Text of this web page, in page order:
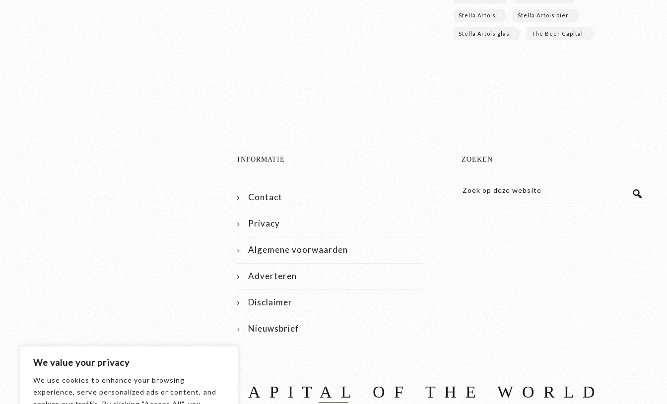
We value your privacy
We use cookies to enhance your browsing
experience, serve personalized ads or content, and
Stella Artois Stella Artois bier
Stella Artois glas The Beer Capital
INFORMATIE
Contact
Privacy
Algemene voorwaarden
Adverteren
Disclaimer
Nieuwsbrief
ZOEKEN
THE BEER CAPITAL OF THE WORLD